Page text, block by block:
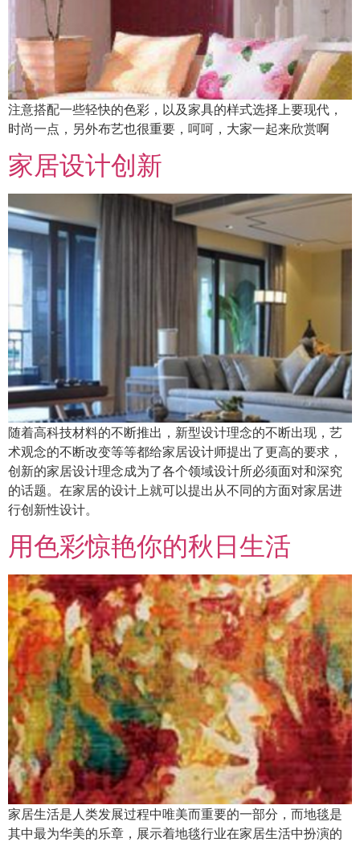
注意搭配一些轻快的色彩，以及家具的样式选择上要现代，
时尚一点，另外布艺也很重要，呵呵，大家一起来欣赏啊
家居设计创新
随着高科技材料的不断推出，新型设计理念的不断出现，艺
术观念的不断改变等等都给家居设计师提出了更高的要求，
创新的家居设计理念成为了各个领域设计所必须面对和深究
的话题。在家居的设计上就可以提出从不同的方面对家居进
行创新性设计。
用色彩惊艳你的秋日生活
家居生活是人类发展过程中唯美而重要的一部分，而地毯是
其中最为华美的乐章，展示着地毯行业在家居生活中扮演的